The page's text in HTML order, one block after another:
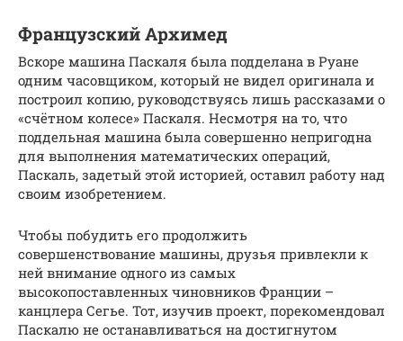
Французский Архимед
Вскоре машина Паскаля была подделана в Руане
одним часовщиком, который не видел оригинала и
построил копию, руководствуясь лишь рассказами о
«счётном колесе» Паскаля. Несмотря на то, что
поддельная машина была совершенно непригодна
для выполнения математических операций,
Паскаль, задетый этой историей, оставил работу над
своим изобретением.
Чтобы побудить его продолжить
совершенствование машины, друзья привлекли к
ней внимание одного из самых
высокопоставленных чиновников Франции –
канцлера Сегье. Тот, изучив проект, порекомендовал
Паскалю не останавливаться на достигнутом